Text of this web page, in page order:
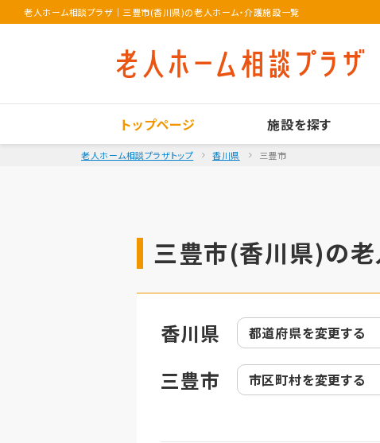
老人ホーム相談プラザ ｜ 三豊市(香川県)の老人ホーム・介護施設一覧
トップページ 施設を探す
老人ホーム相談プラザトップ 香川県 三豊市
三豊市(香川県)の老
香川県 都道府県を変更する
三豊市 市区町村を変更する